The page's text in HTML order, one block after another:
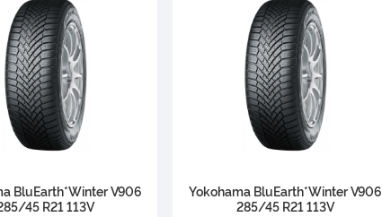
BluEarth*Winter V906
45 R21 113V
Yokohama BluEarth*Winter V906
285/45 R21 113V